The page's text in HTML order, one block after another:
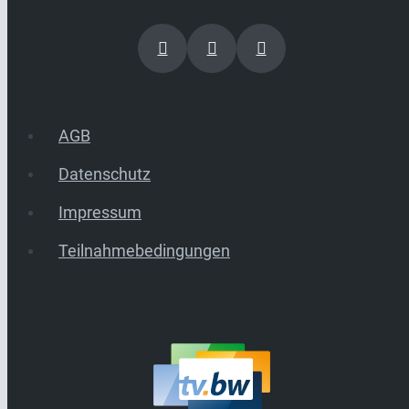
AGB
Datenschutz
Impressum
Teilnahmebedingungen